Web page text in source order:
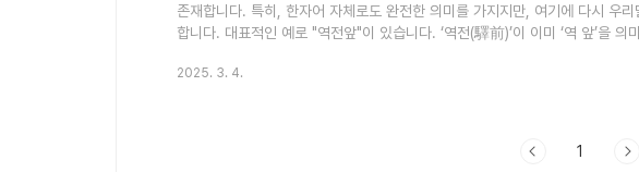
존재합니다. 특히, 한자어 자체로도 완전한 의미를 가지지만, 여기에 다시 우
합니다. 대표적인 예로 "역전앞"이 있습니다. ‘역전(驛前)’이 이미 ‘역 앞’을 의
감각을 반영하며 우리 민족의 독자성을 반영하고 있다고 볼 수 있습니다. 한자
2025. 3. 4.
1